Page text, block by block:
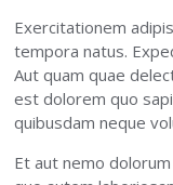
Exercitationem
tempora natus.
Aut quam quae
est dolorem quo
quibusdam neque
Et aut nemo